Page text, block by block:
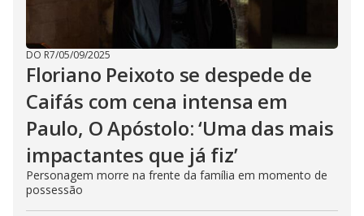
DO R7/05/09/2025
Floriano Peixoto se despede de
Caifás com cena intensa em
Paulo, O Apóstolo: ‘Uma das mais
impactantes que já fiz’
Personagem morre na frente da família em momento de
possessão